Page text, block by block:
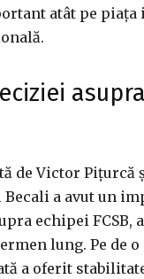
atât pe piața
de Victor Pițurcă
a avut un
echipei FCSB,
lung. Pe de o
a oferit